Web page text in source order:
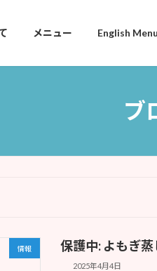
メニュー English Menu
ブ
情報 保護中: よもぎ蒸
2025年4月4日